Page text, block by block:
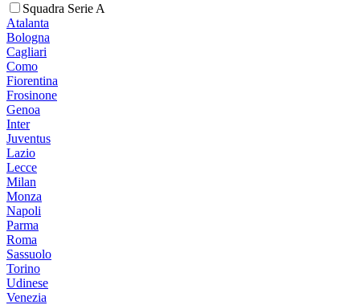
Squadra Serie A
Atalanta
Bologna
Cagliari
Como
Fiorentina
Frosinone
Genoa
Inter
Juventus
Lazio
Lecce
Milan
Monza
Napoli
Parma
Roma
Sassuolo
Torino
Udinese
Venezia